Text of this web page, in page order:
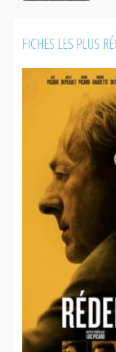
Des gars,
des filles et
FICHES LES PLUS